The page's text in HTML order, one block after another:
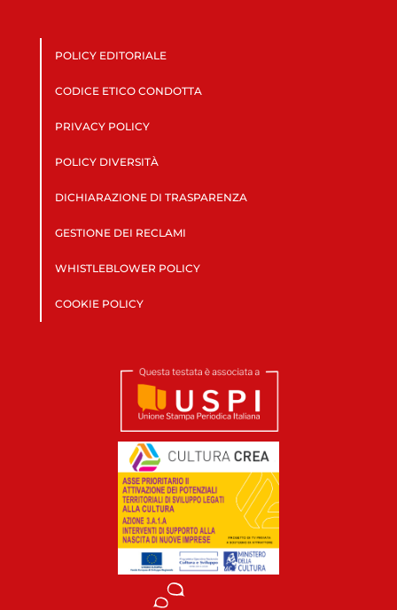
POLICY EDITORIALE
CODICE ETICO CONDOTTA
PRIVACY POLICY
POLICY DIVERSITÀ
DICHIARAZIONE DI TRASPARENZA
GESTIONE DEI RECLAMI
WHISTLEBLOWER POLICY
COOKIE POLICY